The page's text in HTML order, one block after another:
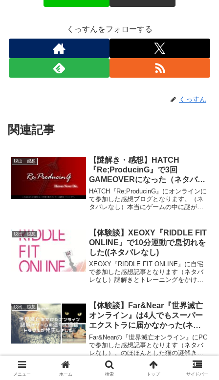
くっすんをフォローする
くっすん
関連記事
脱出 感想
【謎解き・感想】HATCH
『Re;ProducinG』で3回
GAMEOVERになった（ネタバレ
なし）
HATCH『Re;ProducinG』にオンラインに
て参加した感想ブログとなります。（ネ
タバレなし）本当にゲームの中に謎が埋
脱出 感想
【体験談】XEOXY『RIDDLE FIT
ONLINE』で10分運動で息切れを
した((ネタバレなし)
XEOXY『RIDDLE FIT ONLINE』に自宅
で参加した感想記事となります（ネタバ
レなし）謎解きとトレーニングをかけ合
す。雰囲気を知りたい方におすすめで
す。
脱出 感想
【体験談】Far&Near『世界滅亡
オンライン​』は4人でもスーパー
エクストラに届かなかった(ネタ
バレなし)
Far&Nearの『世界滅亡オンライン』にPC
で参加した感想記事となります（ネタバ
レなし）。のほほんとした猫の謎解きに
参加しているはずが、世界の滅亡をかけ
た謎解きになってしまいます。雰囲気を
知りたい方にお勧めの記事です。
メニュー ホーム 検索 トップ サイドバー